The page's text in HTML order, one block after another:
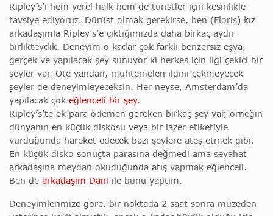
Ripley’s’i hem yerel halk hem de turistler için kesinlikle
tavsiye ediyoruz. Dürüst olmak gerekirse, ben (Floris) kız
arkadaşımla Ripley’s’e çıktığımızda daha birkaç aydır
birlikteydik. Deneyim o kadar çok farklı benzersiz eşya,
gerçek ve yapılacak şey sunuyor ki herkes için ilgi çekici bir
şeyler var. Öte yandan, muhtemelen ilgini çekmeyecek
şeyler de deneyimleyeceksin. Her neyse, Amsterdam’da
yapılacak çok eğlenceli bir şey.
Ripley’s’te ek para ödemen gereken birkaç şey var, örneğin
dünyanın en küçük diskosu veya bir lazer etiketiyle
vurduğunda hareket edecek bazı şeylere ateş etmek gibi.
En küçük disko sonuçta parasına değmedi ama seyahat
arkadaşına meydan okuduğunda atış yapmak eğlenceli.
Ben de arkadaşım Dani ile bunu yaptım.
Deneyimlerimize göre, bir noktada 2 saat sonra müzeden